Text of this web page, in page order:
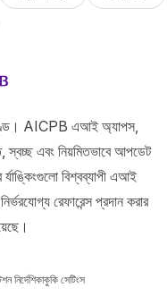
AICPB এআই অ্যাপস,
এবং নিয়মিতভাবে আপডেট
র্যাঙ্কিংগুলো বিশ্বব্যাপী এআই
রেফারেন্স প্রদান করার
নির্দেশিকাকুকি সেটিংস